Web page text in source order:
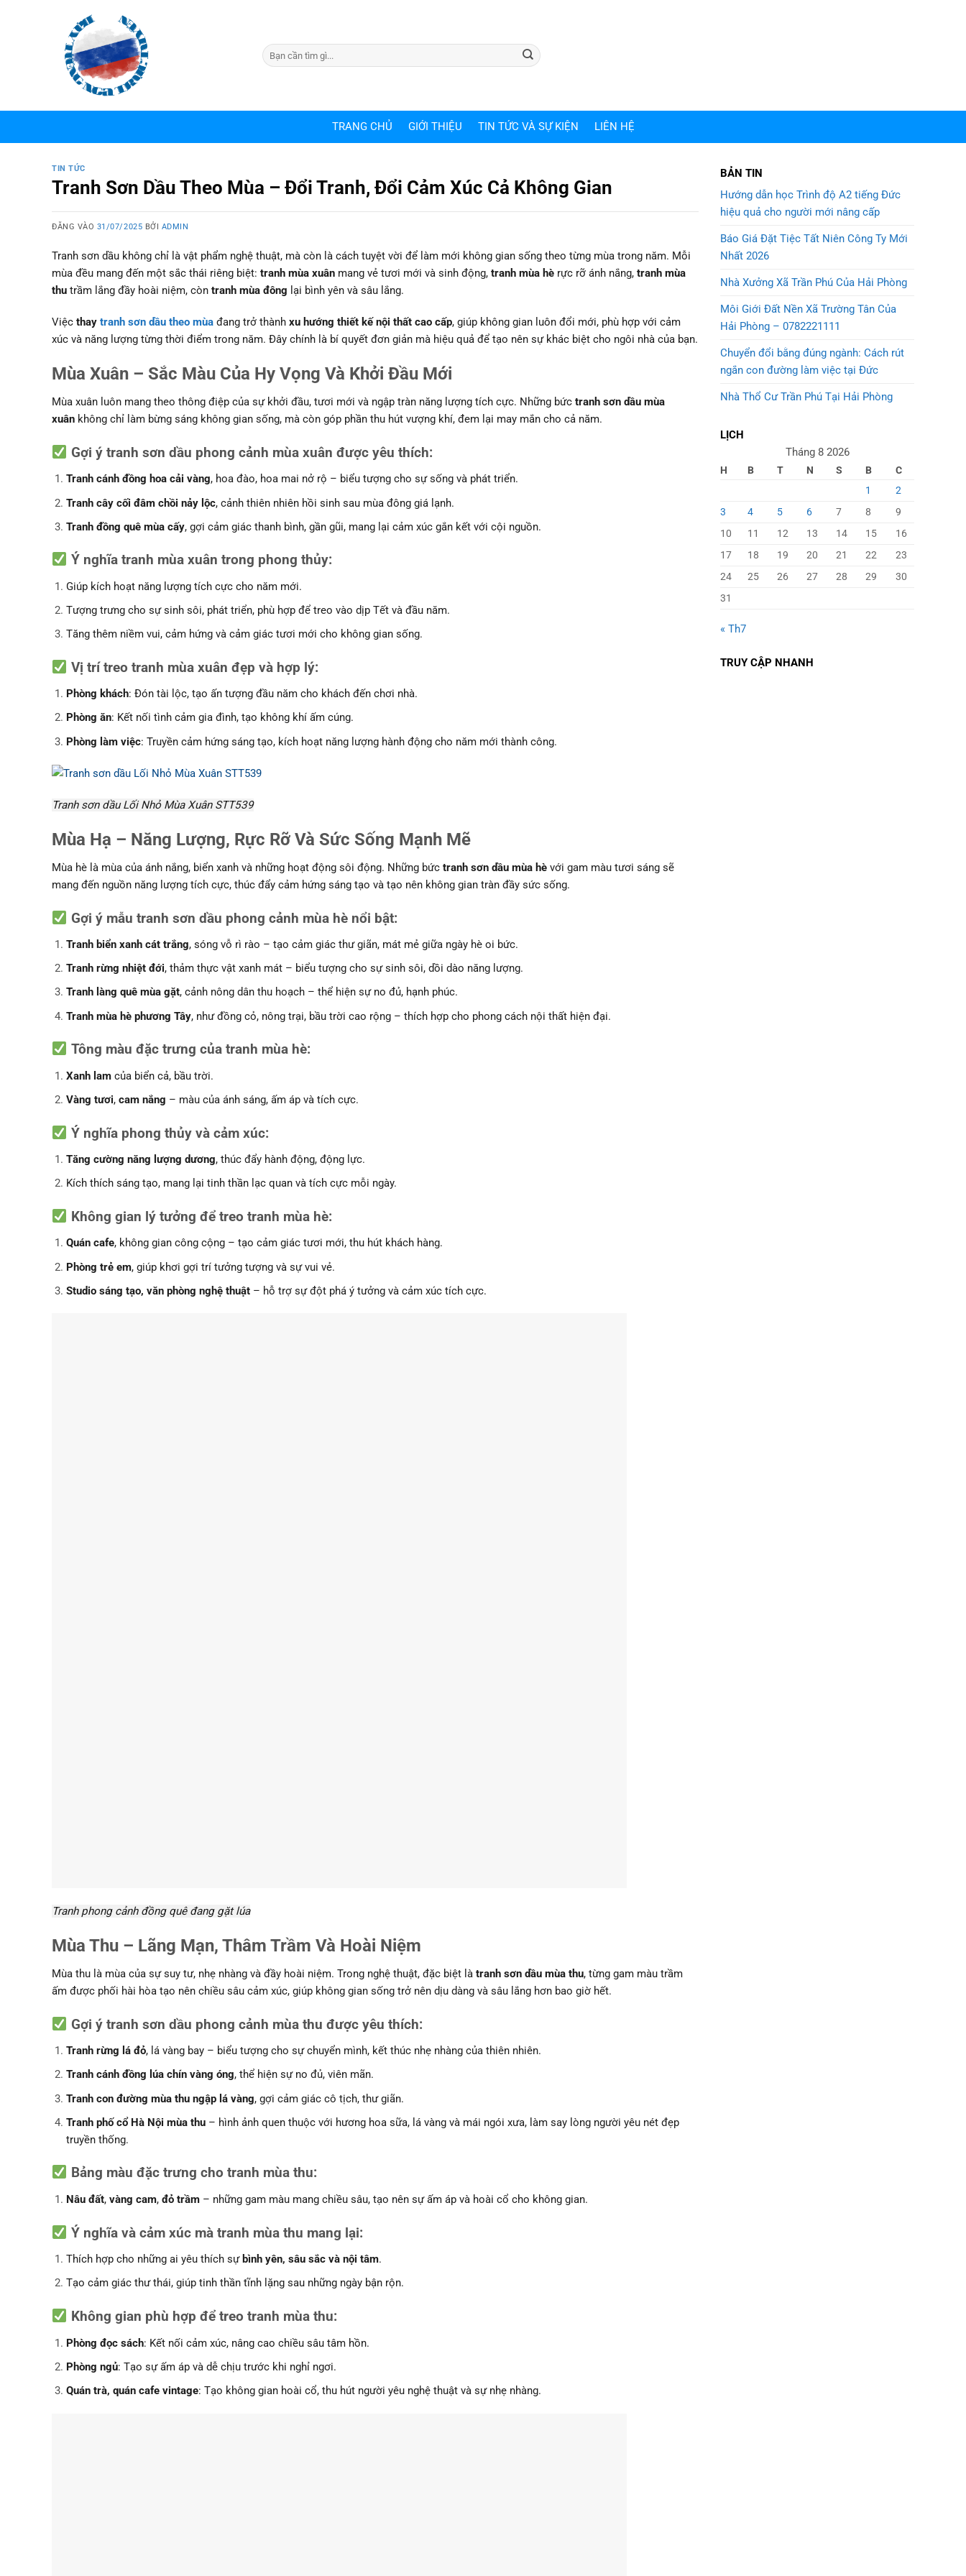
TRANG CHỦ GIỚI THIỆU TIN TỨC VÀ SỰ KIỆN LIÊN HỆ
TIN TỨC
Tranh Sơn Dầu Theo Mùa – Đổi Tranh, Đổi Cảm Xúc Cả Không Gian
ĐĂNG VÀO 31/07/2025 BỞI ADMIN
Tranh sơn dầu không chỉ là vật phẩm nghệ thuật, mà còn là cách tuyệt vời để làm mới không gian sống theo từng mùa trong năm. Mỗi
mùa đều mang đến một sắc thái riêng biệt: tranh mùa xuân mang vẻ tươi mới và sinh động, tranh mùa hè rực rỡ ánh nắng, tranh mùa
thu trầm lắng đầy hoài niệm, còn tranh mùa đông lại bình yên và sâu lắng.
Việc thay tranh sơn dầu theo mùa đang trở thành xu hướng thiết kế nội thất cao cấp, giúp không gian luôn đổi mới, phù hợp với cảm
xúc và năng lượng từng thời điểm trong năm. Đây chính là bí quyết đơn giản mà hiệu quả để tạo nên sự khác biệt cho ngôi nhà của bạn.
Mùa Xuân – Sắc Màu Của Hy Vọng Và Khởi Đầu Mới
Mùa xuân luôn mang theo thông điệp của sự khởi đầu, tươi mới và ngập tràn năng lượng tích cực. Những bức tranh sơn dầu mùa
xuân không chỉ làm bừng sáng không gian sống, mà còn góp phần thu hút vượng khí, đem lại may mắn cho cả năm.
Gợi ý tranh sơn dầu phong cảnh mùa xuân được yêu thích:
Tranh cánh đồng hoa cải vàng, hoa đào, hoa mai nở rộ – biểu tượng cho sự sống và phát triển.
Tranh cây cối đâm chồi nảy lộc, cảnh thiên nhiên hồi sinh sau mùa đông giá lạnh.
Tranh đồng quê mùa cấy, gợi cảm giác thanh bình, gần gũi, mang lại cảm xúc gắn kết với cội nguồn.
Ý nghĩa tranh mùa xuân trong phong thủy:
Giúp kích hoạt năng lượng tích cực cho năm mới.
Tượng trưng cho sự sinh sôi, phát triển, phù hợp để treo vào dịp Tết và đầu năm.
Tăng thêm niềm vui, cảm hứng và cảm giác tươi mới cho không gian sống.
Vị trí treo tranh mùa xuân đẹp và hợp lý:
Phòng khách: Đón tài lộc, tạo ấn tượng đầu năm cho khách đến chơi nhà.
Phòng ăn: Kết nối tình cảm gia đình, tạo không khí ấm cúng.
Phòng làm việc: Truyền cảm hứng sáng tạo, kích hoạt năng lượng hành động cho năm mới thành công.
Tranh sơn dầu Lối Nhỏ Mùa Xuân STT539
Mùa Hạ – Năng Lượng, Rực Rỡ Và Sức Sống Mạnh Mẽ
Mùa hè là mùa của ánh nắng, biển xanh và những hoạt động sôi động. Những bức tranh sơn dầu mùa hè với gam màu tươi sáng sẽ
mang đến nguồn năng lượng tích cực, thúc đẩy cảm hứng sáng tạo và tạo nên không gian tràn đầy sức sống.
Gợi ý mẫu tranh sơn dầu phong cảnh mùa hè nổi bật:
Tranh biển xanh cát trắng, sóng vỗ rì rào – tạo cảm giác thư giãn, mát mẻ giữa ngày hè oi bức.
Tranh rừng nhiệt đới, thảm thực vật xanh mát – biểu tượng cho sự sinh sôi, dồi dào năng lượng.
Tranh làng quê mùa gặt, cảnh nông dân thu hoạch – thể hiện sự no đủ, hạnh phúc.
Tranh mùa hè phương Tây, như đồng cỏ, nông trại, bầu trời cao rộng – thích hợp cho phong cách nội thất hiện đại.
Tông màu đặc trưng của tranh mùa hè:
Xanh lamcủa biển cả, bầu trời.
Vàng tươi, cam nắng – màu của ánh sáng, ấm áp và tích cực.
Ý nghĩa phong thủy và cảm xúc:
Tăng cường năng lượng dương, thúc đẩy hành động, động lực.
Kích thích sáng tạo, mang lại tinh thần lạc quan và tích cực mỗi ngày.
Không gian lý tưởng để treo tranh mùa hè:
Quán cafe, không gian công cộng – tạo cảm giác tươi mới, thu hút khách hàng.
Phòng trẻ em, giúp khơi gợi trí tưởng tượng và sự vui vẻ.
Studio sáng tạo, văn phòng nghệ thuật– hỗ trợ sự đột phá ý tưởng và cảm xúc tích cực.
Tranh phong cảnh đồng quê đang gặt lúa
Mùa Thu – Lãng Mạn, Thâm Trầm Và Hoài Niệm
Mùa thu là mùa của sự suy tư, nhẹ nhàng và đầy hoài niệm. Trong nghệ thuật, đặc biệt là tranh sơn dầu mùa thu, từng gam màu trầm
ấm được phối hài hòa tạo nên chiều sâu cảm xúc, giúp không gian sống trở nên dịu dàng và sâu lắng hơn bao giờ hết.
Gợi ý tranh sơn dầu phong cảnh mùa thu được yêu thích:
Tranh rừng lá đỏ, lá vàng bay – biểu tượng cho sự chuyển mình, kết thúc nhẹ nhàng của thiên nhiên.
Tranh cánh đồng lúa chín vàng óng, thể hiện sự no đủ, viên mãn.
Tranh con đường mùa thu ngập lá vàng, gợi cảm giác cô tịch, thư giãn.
Tranh phố cổ Hà Nội mùa thu– hình ảnh quen thuộc với hương hoa sữa, lá vàng và mái ngói xưa, làm say lòng người yêu nét đẹp
truyền thống.
Bảng màu đặc trưng cho tranh mùa thu:
Nâu đất, vàng cam, đỏ trầm– những gam màu mang chiều sâu, tạo nên sự ấm áp và hoài cổ cho không gian.
Ý nghĩa và cảm xúc mà tranh mùa thu mang lại:
Thích hợp cho những ai yêu thích sự bình yên, sâu sắc và nội tâm.
Tạo cảm giác thư thái, giúp tinh thần tĩnh lặng sau những ngày bận rộn.
Không gian phù hợp để treo tranh mùa thu:
Phòng đọc sách: Kết nối cảm xúc, nâng cao chiều sâu tâm hồn.
Phòng ngủ: Tạo sự ấm áp và dễ chịu trước khi nghỉ ngơi.
Quán trà, quán cafe vintage: Tạo không gian hoài cổ, thu hút người yêu nghệ thuật và sự nhẹ nhàng.
BẢN TIN
Hướng dẫn học Trình độ A2 tiếng Đức
hiệu quả cho người mới nâng cấp
Báo Giá Đặt Tiệc Tất Niên Công Ty Mới
Nhất 2026
Nhà Xưởng Xã Trần Phú Của Hải Phòng
Môi Giới Đất Nền Xã Trường Tân Của
Hải Phòng – 0782221111
Chuyển đổi bằng đúng ngành: Cách rút
ngắn con đường làm việc tại Đức
Nhà Thổ Cư Trần Phú Tại Hải Phòng
LỊCH
Tháng 8 2026
H B T N S B
C
1
2
3
4 5 6 7 8
9
10
11 12 13 14 15
16
17
18 19 20 21 22
23
24
25 26 27 28 29
30
31
« Th7
TRUY CẬP NHANH